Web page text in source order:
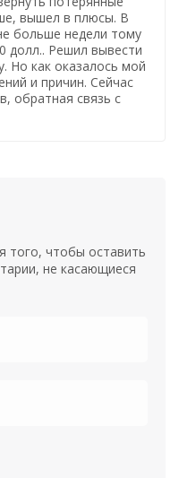
вышел в плюсы. В
больше недели тому
долл.. Решил вывести
Но как оказалось мой
и причин. Сейчас
обратная связь с
того, чтобы оставить
не касающиеся